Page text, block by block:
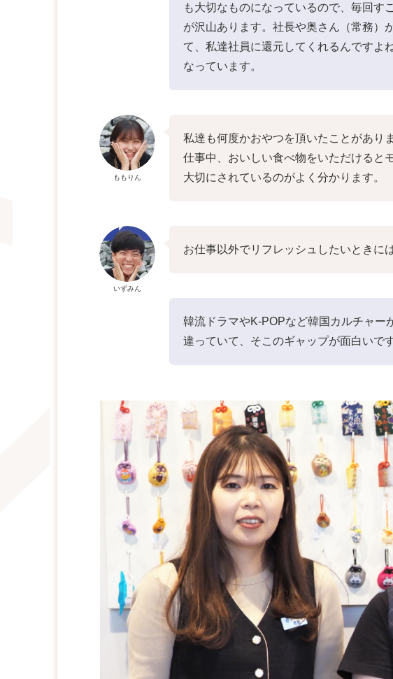
も大切なものになっているので、毎回す
が沢山あります。社長や奥さん（常務）
て、私達社員に還元してくれるんですよ
なっています。
ももりん
私達も何度かおやつを頂いたことがありま
仕事中、おいしい食べ物をいただけると
大切にされているのがよく分かります。
いずみん
お仕事以外でリフレッシュしたいときに
韓流ドラマやK-POPなど韓国カルチャー
違っていて、そこのギャップが面白いです